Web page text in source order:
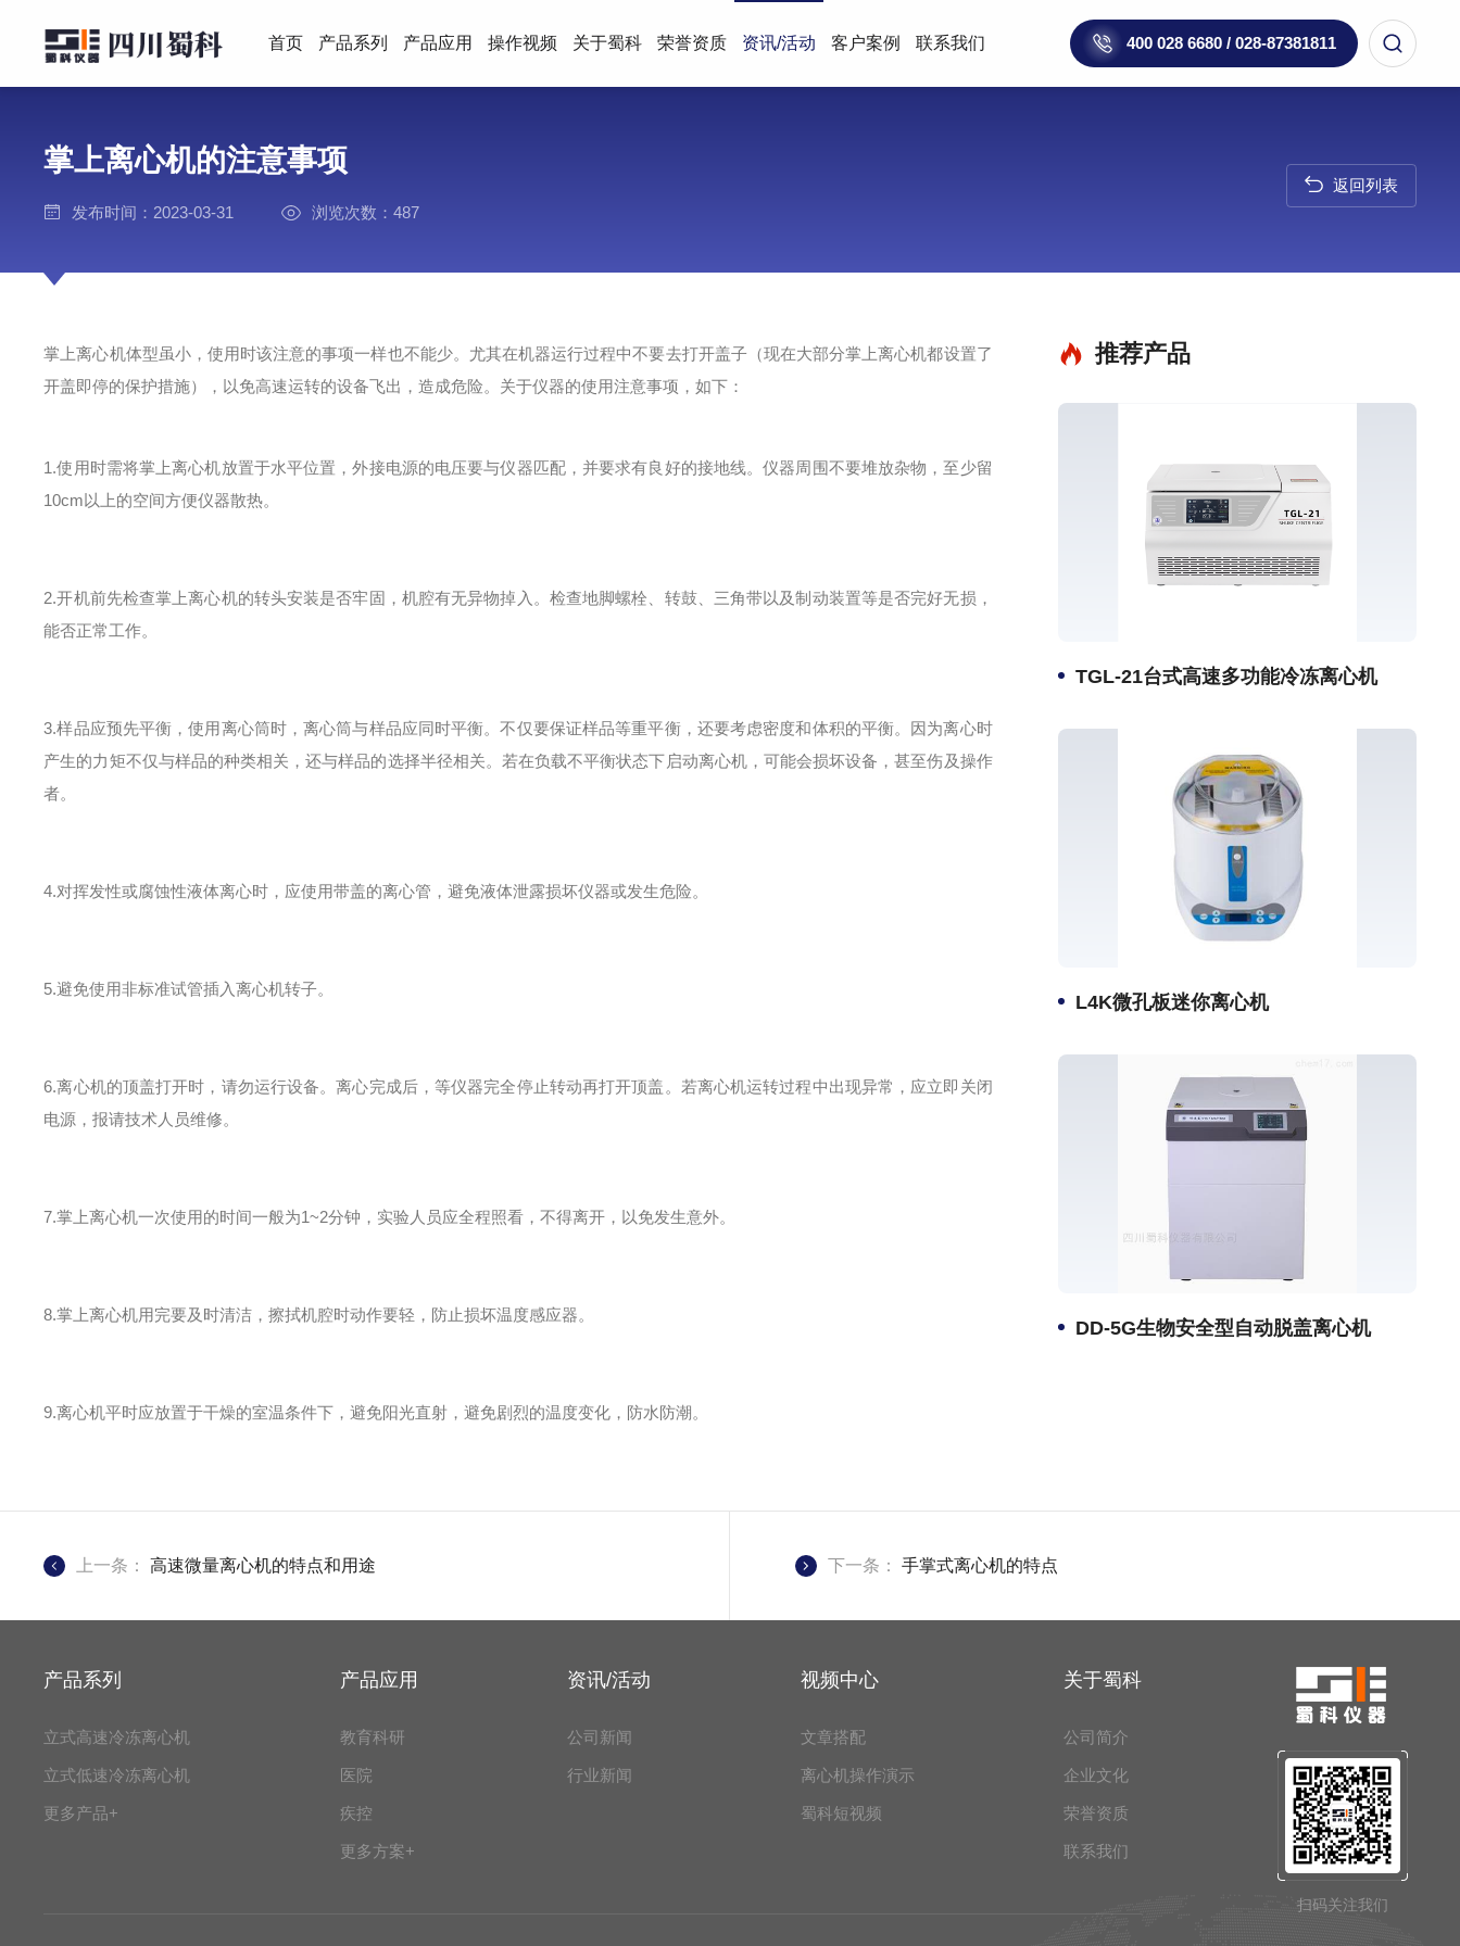
400 028 6680 / 028-87381811
首页 产品系列 产品应用 操作视频 关于蜀科 荣誉资质 资讯/活动 客户案例 联系我们
掌上离心机的注意事项
发布时间：2023-03-31 浏览次数：487
返回列表
掌上离心机体型虽小，使用时该注意的事项一样也不能少。尤其在机器运行过程中不要去打开盖子（现在大部分掌上离心机都设置了
开盖即停的保护措施），以免高速运转的设备飞出，造成危险。关于仪器的使用注意事项，如下：
1.使用时需将掌上离心机放置于水平位置，外接电源的电压要与仪器匹配，并要求有良好的接地线。仪器周围不要堆放杂物，至少留
10cm以上的空间方便仪器散热。
2.开机前先检查掌上离心机的转头安装是否牢固，机腔有无异物掉入。检查地脚螺栓、转鼓、三角带以及制动装置等是否完好无损，
能否正常工作。
3.样品应预先平衡，使用离心筒时，离心筒与样品应同时平衡。不仅要保证样品等重平衡，还要考虑密度和体积的平衡。因为离心时
产生的力矩不仅与样品的种类相关，还与样品的选择半径相关。若在负载不平衡状态下启动离心机，可能会损坏设备，甚至伤及操作
者。
4.对挥发性或腐蚀性液体离心时，应使用带盖的离心管，避免液体泄露损坏仪器或发生危险。
5.避免使用非标准试管插入离心机转子。
6.离心机的顶盖打开时，请勿运行设备。离心完成后，等仪器完全停止转动再打开顶盖。若离心机运转过程中出现异常，应立即关闭
电源，报请技术人员维修。
7.掌上离心机一次使用的时间一般为1~2分钟，实验人员应全程照看，不得离开，以免发生意外。
8.掌上离心机用完要及时清洁，擦拭机腔时动作要轻，防止损坏温度感应器。
9.离心机平时应放置于干燥的室温条件下，避免阳光直射，避免剧烈的温度变化，防水防潮。
推荐产品
TGL-21台式高速多功能冷冻离心机
L4K微孔板迷你离心机
DD-5G生物安全型自动脱盖离心机
上一条：高速微量离心机的特点和用途 下一条： 手掌式离心机的特点
产品系列
立式高速冷冻离心机
立式低速冷冻离心机
更多产品+
产品应用
教育科研
医院
疾控
更多方案+
资讯/活动
公司新闻
行业新闻
视频中心
文章搭配
离心机操作演示
蜀科短视频
关于蜀科
公司简介
企业文化
荣誉资质
联系我们
扫码关注我们